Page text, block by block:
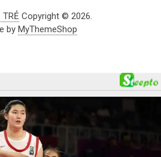
TRẺ Copyright © 2026.
by MyThemeShop